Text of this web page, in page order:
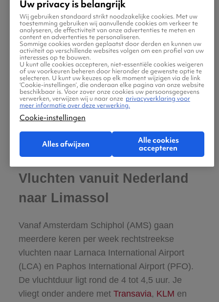
Abbey met uitzicht over de bergen, het
pittoreske havenstadje Kyrenia (Girne) met
Venetiaanse vesting en jachthaven, de
verlaten spookstad Varosha bij Famagusta, en
de antieke stad Salamis met Romeinse ruïnes.
Je bereikt Noord-Cyprus het makkelijkst door
vanaf Zuid-Cyprus over de grens te rijden via
checkpoints. Let op: neem je paspoort mee
(ID-kaart is niet voldoende), en Turkse lira.
Vluchten vanuit Nederland
naar Limassol
Vanaf Amsterdam Schiphol (AMS) gaan
meerdere keren per week rechtstreekse
vluchten naar Larnaca International Airport
(LCA) en Paphos International Airport (PFO).
De vluchtduur ligt rond de 4 tot 4,5 uur. Je
vliegt onder andere met Transavia, KLM en
Uw privacy is belangrijk
Wij gebruiken standaard strikt noodzakelijke cookies. Met uw
toestemming gebruiken wij aanvullende cookies om verkeer te
analyseren, de effectiviteit van onze advertenties te meten en
content en advertenties te personaliseren.
Sommige cookies worden geplaatst door derden en kunnen uw
activiteit op verschillende websites volgen om een profiel van uw
interesses op te bouwen.
U kunt alle cookies accepteren, niet-essentiële cookies weigeren
of uw voorkeuren beheren door hieronder de gewenste optie te
selecteren. U kunt uw keuzes op elk moment wijzigen via de link
‘Cookie-instellingen’, die onderaan elke pagina van onze website
beschikbaar is. Voor zover onze cookies uw persoonsgegevens
verwerken, verwijzen wij u naar onze privacyverklaring voor
meer informatie over deze verwerking.
Cookie-instellingen
Alles afwijzen
Alle cookies
accepteren